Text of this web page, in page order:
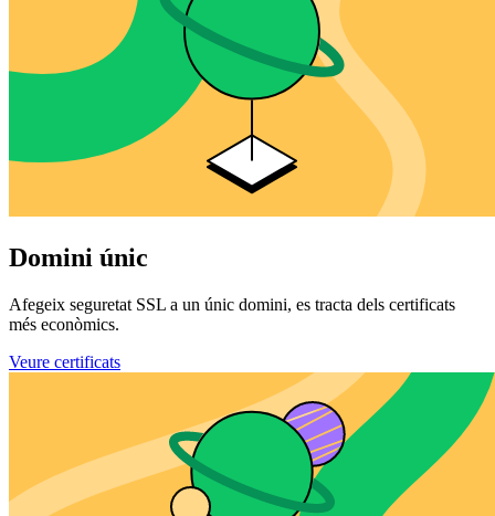
Domini únic
Afegeix seguretat SSL a un únic domini, es tracta dels certificats
més econòmics.
Veure certificats